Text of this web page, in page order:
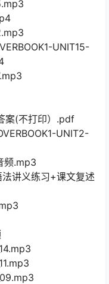
打印).pdf
).pdf
UNIT15-